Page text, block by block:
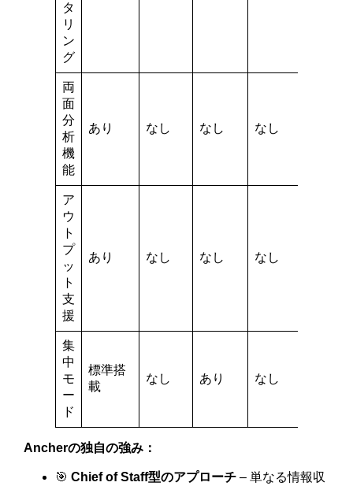
タ
リ
ン
グ
両
面
分
析
機
能
あり なし なし なし
ア
ウ
ト
プ
ッ
ト
支
援
あり なし なし なし
集
中
モ
ー
ド
標準搭
載
なし あり なし
Ancherの独自の強み：
🎯Chief of Staff型のアプローチ – 単なる情報収